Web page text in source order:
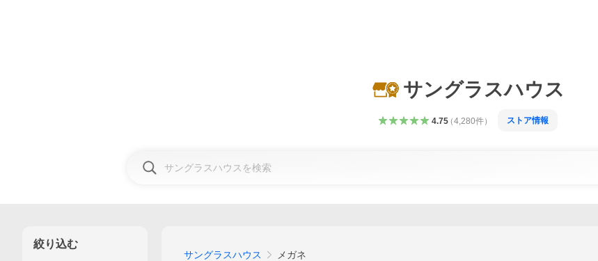
サングラスハウス
4.75（4,280件） ストア情報
サングラスハウス メガネ
絞り込む